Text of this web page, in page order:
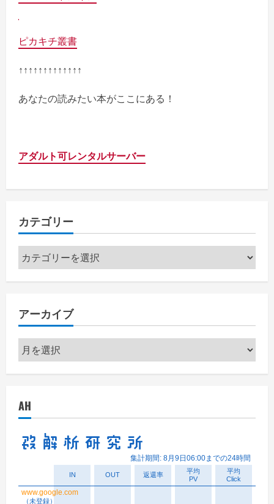
ピカキチ叢書
↑↑↑↑↑↑↑↑↑↑↑↑↑
あなたの読みたい本がここにある！
アダルト可レンタルサーバー
カテゴリー
カ
テ
ー
アーカイブ
ア
ー
ブ
AH